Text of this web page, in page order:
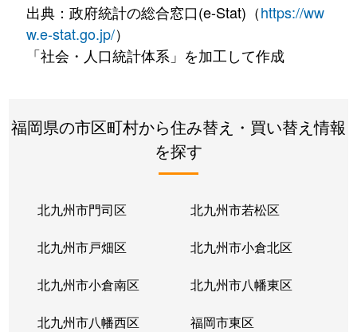
出典：政府統計の総合窓口(e-Stat)（https://ww
w.e-stat.go.jp/）
「社会・人口統計体系」を加工して作成
福岡県の市区町村から住み替え・買い替え情報
を探す
北九州市門司区 北九州市若松区
北九州市戸畑区 北九州市小倉北区
北九州市小倉南区 北九州市八幡東区
北九州市八幡西区 福岡市東区